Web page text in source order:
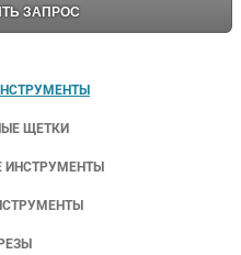
ЗАПРОС
ЩЕТКИ
ИНСТРУМЕНТЫ